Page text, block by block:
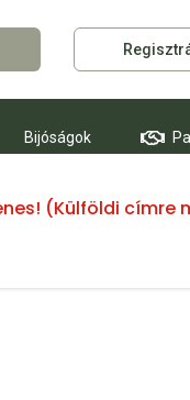
Bijóságok
(Külföldi címre